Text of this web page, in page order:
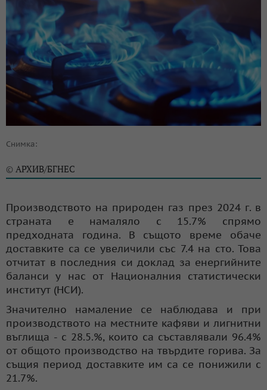
Снимка:
© АРХИВ/БГНЕС
Производството на природен газ през 2024 г. в
страната е намаляло с 15.7% спрямо
предходната година. В същото време обаче
доставките са се увеличили със 7.4 на сто. Това
отчитат в последния си доклад за енергийните
баланси у нас от Националния статистически
институт (НСИ).
Значително намаление се наблюдава и при
производството на местните кафяви и лигнитни
въглища - с 28.5.%, които са съставлявали 96.4%
от общото производство на твърдите горива. За
същия период доставките им са се понижили с
21.7%.